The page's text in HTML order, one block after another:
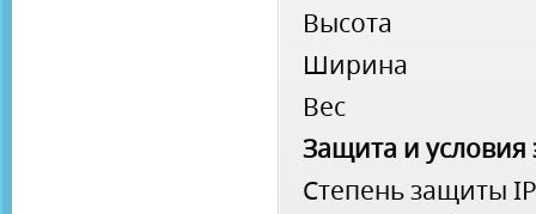
Высота
Ширина
Вес
Защита и условия
Степень защиты IP